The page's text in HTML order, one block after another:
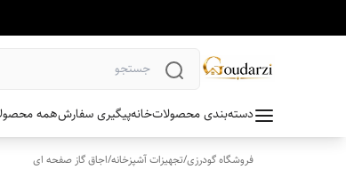
دسته‌بندی محصولاتخانهپیگیری سفارشهمه
فروشگاه گودرزی/تجهیزات آشپزخانه/اجاق گاز صفحه ای